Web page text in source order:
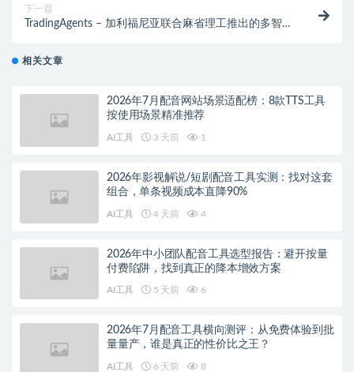
下一篇
TradingAgents – 加利福尼亚联合麻省理工推出的多智能
相关文章
2026年7月配音网站场景适配榜：8款TTS工具
按使用场景精准推荐
AI工具 3 天前 1
2026年影视解说/短剧配音工具实测：找对这套
组合，单条视频成本直降90%
AI工具 4 天前 4
2026年中小团队配音工具选型报告：避开按量
付费陷阱，找到真正的降本增效方案
AI工具 5 天前 6
2026年7月配音工具横向测评：从免费体验到批
量量产，谁是真正的性价比之王？
AI工具 6 天前 8